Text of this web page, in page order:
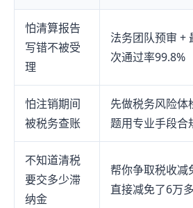
怕清算报告
写错不被受
理
法务团队预审 +
次通过率99.8%
怕注销期间
被税务查账
先做税务风险体
题用专业手段合
不知道清税
要交多少滞
纳金
帮你争取税收减
直接减免了6万